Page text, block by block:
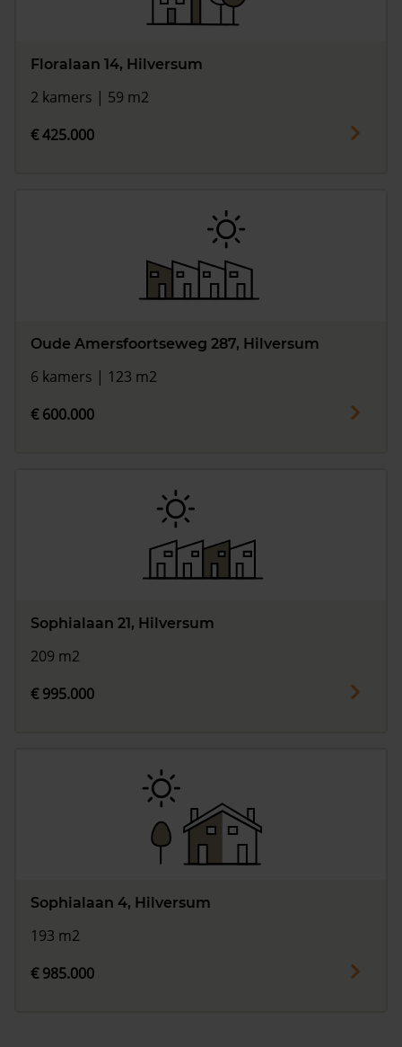
Floralaan 14, Hilversum
2 kamers | 59 m2
€ 425.000
Oude Amersfoortseweg 287, Hilversum
6 kamers | 123 m2
€ 600.000
Sophialaan 21, Hilversum
209 m2
€ 995.000
Sophialaan 4, Hilversum
193 m2
€ 985.000